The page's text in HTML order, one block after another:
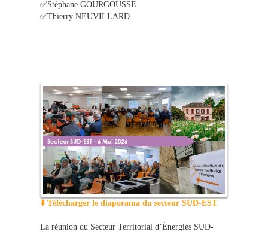
✅Stéphane GOURGOUSSE
✅Thierry NEUVILLARD
⬇️ Télécharger le diaporama du secteur SUD-EST
La réunion du Secteur Territorial d’Énergies SUD-